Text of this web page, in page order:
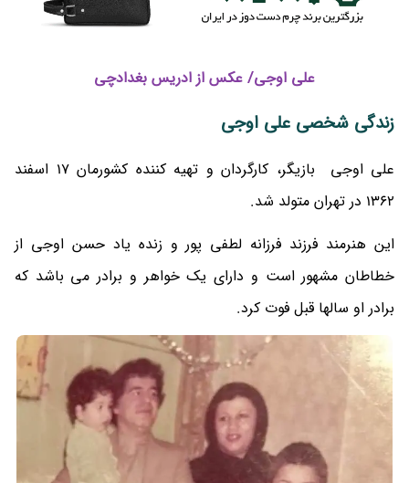
علی اوجی/ عکس از ادریس بغدادچی
زندگی شخصی علی اوجی
علی اوجی بازیگر، کارگردان و تهیه کننده کشورمان 17 اسفند
1362 در تهران متولد شد.
این هنرمند فرزند فرزانه لطفی پور و زنده یاد حسن اوجی از
خطاطان مشهور است و دارای یک خواهر و برادر می باشد که
برادر او سالها قبل فوت کرد.